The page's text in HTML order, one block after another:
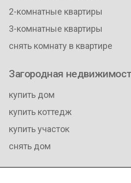
2-комнатные квартиры
3-комнатные квартиры
снять комнату в квартире
Загородная
купить дом
купить коттедж
купить участок
снять дом